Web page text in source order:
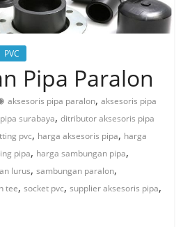
PVC
Pipa Paralon
aksesoris pipa paralon,aksesoris pipa
surabaya,ditributor aksesoris pipa
pvc, harga aksesoris pipa, harga
pipa, harga sambungan pipa,
lurus,sambungan paralon,
tee,socket pvc,supplier aksesoris pipa,